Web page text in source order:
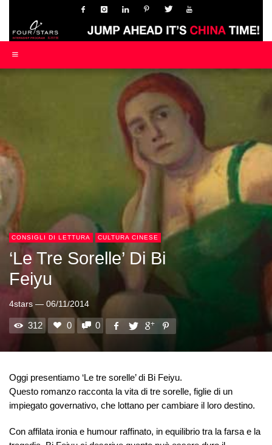
CONSIGLI DI LETTURA CULTURA CINESE
‘Le Tre Sorelle’ Di Bi
Feiyu
4stars — 06/11/2014
312 0 0
Oggi presentiamo ‘Le tre sorelle’ di Bi Feiyu.
Questo romanzo racconta la vita di tre sorelle, figlie di un
impiegato governativo, che lottano per cambiare il loro destino.
Con affilata ironia e humour raffinato, in equilibrio tra la farsa e la